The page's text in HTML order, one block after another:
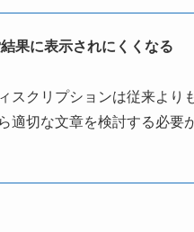
果に表示されにくくなる
スクリプションは従来より
適切な文章を検討する必要